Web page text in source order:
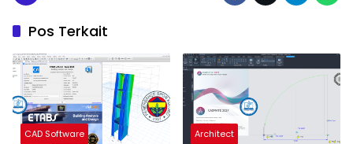
Pos Terkait
CAD Software Architect